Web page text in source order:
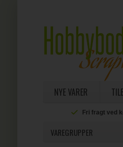
NYE VARER
Fri fragt ved
VAREGRUPPER